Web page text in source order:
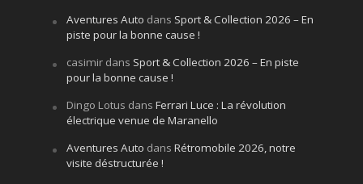
Aventures Auto dans Sport & Collection 2026 – En
piste pour la bonne cause !
casimirdans Sport & Collection 2026 – En piste
pour la bonne cause !
Dingo Lotus dans Ferrari Luce : La révolution
électrique venue de Maranello
Aventures Auto dans Rétromobile 2026, notre
visite déstructurée !